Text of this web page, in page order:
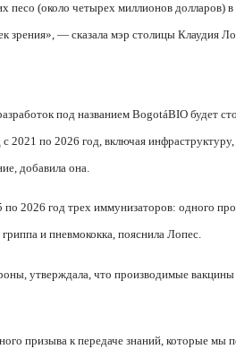
песо (около четырех миллионов долларов)
зрения», — сказала мэр столицы Клаудия
под названиемBogotáBIO будет
2021 по 2026 год, включая инфраструктуру,
добавила она.
2026 год трех иммунизаторов: одного
и пневмококка, пояснила Лопес.
утверждала, что производимые вакцины
призыва к передаче знаний, которые мы